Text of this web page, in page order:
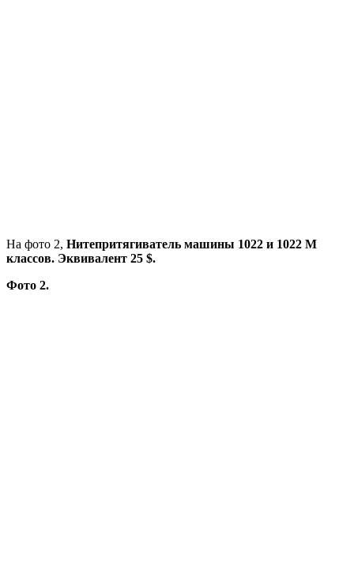
На фото 2, Нитепритягиватель машины 1022 и 1022 М
классов. Эквивалент 25 $.
Фото 2.